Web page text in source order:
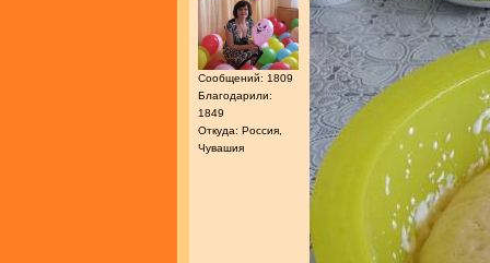
Сообщений: 1809
Благодарили:
1849
Откуда: Россия,
Чувашия